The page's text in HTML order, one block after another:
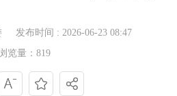
发布时间 : 2026-06-23 08:47
览量：819